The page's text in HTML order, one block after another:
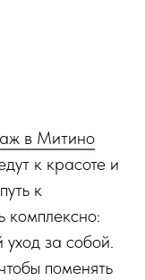
в Митино
к красоте и
к
комплексно:
уход за собой.
поменять